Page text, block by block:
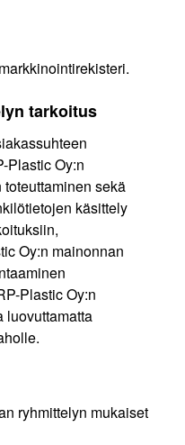
tarkoitus
Plastic Oy:n
sekä
käsittely
Oy:n mainonnan
Plastic Oy:n
luovuttamatta
ryhmittelyn mukaiset